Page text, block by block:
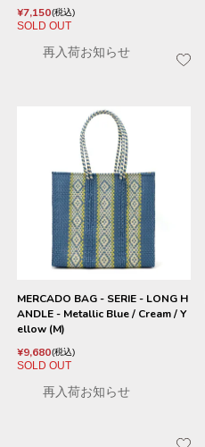
¥7,150 税込
SOLD OUT
再入荷お知らせ
MERCADO BAG - SERIE - LONG H
ANDLE - Metallic Blue / Cream / Y
ellow (M)
¥9,680 税込
SOLD OUT
再入荷お知らせ